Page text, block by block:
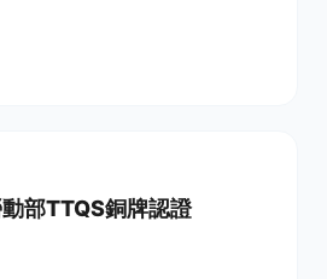
部TTQS銅牌認證